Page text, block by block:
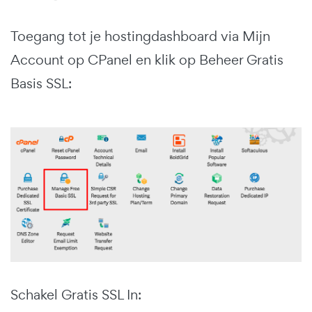
Toegang tot je hostingdashboard via Mijn
Account op CPanel en klik op Beheer Gratis
Basis SSL:
Schakel Gratis SSL In: